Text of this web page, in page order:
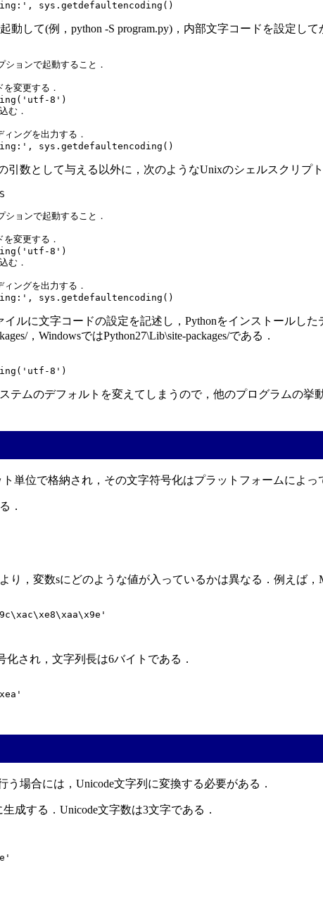
動して(例，python -S program.py)，内部文字コードを設定し
ョンで起動すること．
変更する．
8')
む．
ングを出力する．
引数として与える以外に，次のようなUnixのシェルスクリプ
ョンで起動すること．
変更する．
8')
む．
ングを出力する．
イルに文字コードの設定を記述し，Pythonをインストールし
，WindowsではPython27\Lib\site-packages/である．
テムのデフォルトを変えてしまうので，他のプログラムの
単位で格納され，その文字符号化はプラットフォームによっ
．
り，変数sにどのような値が入っているかは異なる．例えば
化され，文字列長は6バイトである．
う場合には，Unicode文字列に変換する必要がある．
成する．Unicode文字数は3文字である．